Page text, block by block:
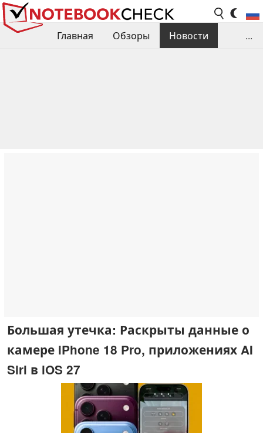
Главная Обзоры
Новости
...
Большая утечка: Раскрыты данные о
камере iPhone 18 Pro, приложениях AI
Siri в iOS 27